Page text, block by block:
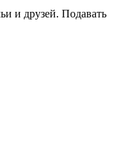
и друзей. Подавать